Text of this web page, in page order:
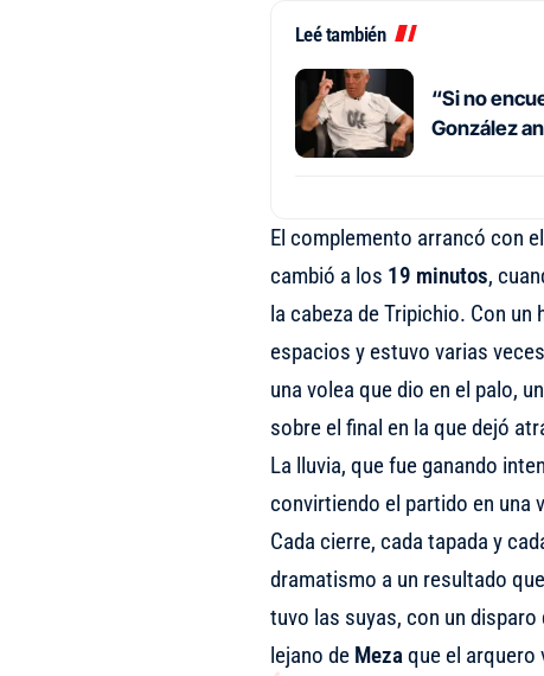
Leé también
“Si no
González
El complemento arrancó con
cambió a los 19 minutos,
la cabeza de Tripichio. Con
espacios y estuvo varias
una volea que dio en el palo,
sobre el final en la que dejó
La lluvia, que fue ganando
convirtiendo el partido en una
Cada cierre, cada tapada y
dramatismo a un resultado
tuvo las suyas, con un disparo
lejano de Mezaque el arquero